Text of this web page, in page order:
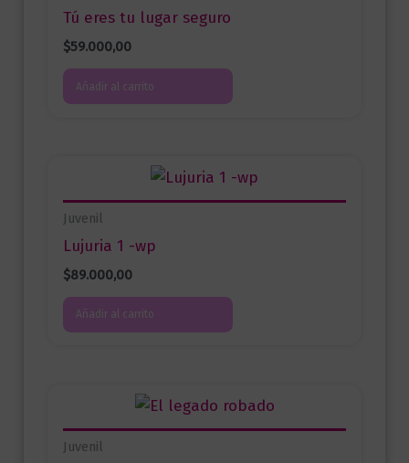
Tú eres tu lugar seguro
$59.000,00
Añadir al carrito
Juvenil
Lujuria 1 -wp
$89.000,00
Añadir al carrito
Juvenil